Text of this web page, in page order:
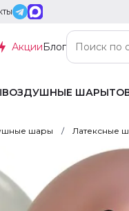
АкцииБлог
ВОЗДУШНЫЕ ШАРЫ
шары Латексные